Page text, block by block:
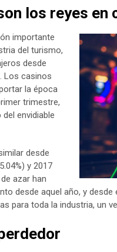
los reyes en
importante
del turismo,
desde
Los casinos
la época
trimestre,
envidiable
desde
y 2017
azar han
desde aquel año, y
para toda la industria, un